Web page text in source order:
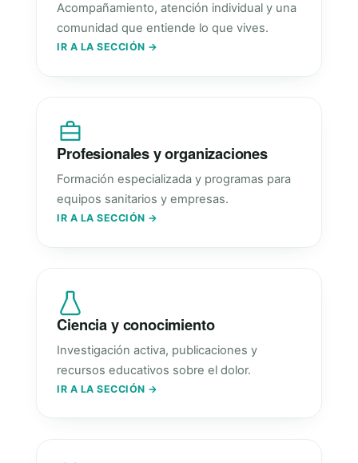
Acompañamiento, atención individual y una
comunidad que entiende lo que vives.
IR A LA SECCIÓN →
Profesionales y organizaciones
Formación especializada y programas para
equipos sanitarios y empresas.
IR A LA SECCIÓN →
Ciencia y conocimiento
Investigación activa, publicaciones y
recursos educativos sobre el dolor.
IR A LA SECCIÓN →